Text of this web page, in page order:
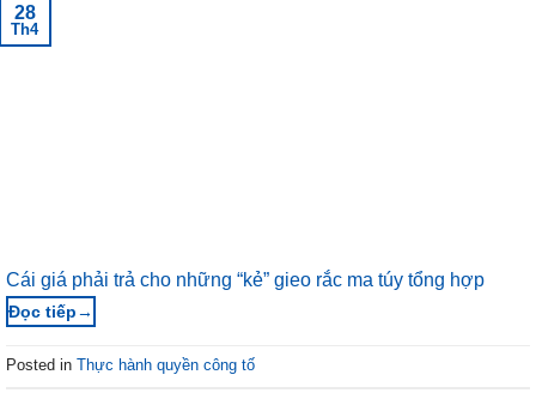
28
Th4
Cái giá phải trả cho những “kẻ” gieo rắc ma túy tổng hợp
→
Posted in Thực hành quyền công tố